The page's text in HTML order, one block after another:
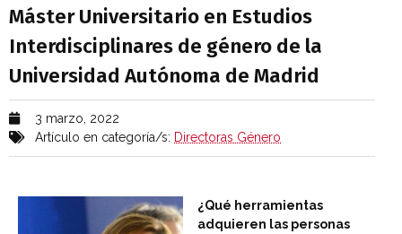
Máster Universitario en Estudios
Interdisciplinares de género de la
Universidad Autónoma de Madrid
3 marzo, 2022
Artículo en categoría/s: Directoras Género
¿Qué herramientas
adquieren las personas